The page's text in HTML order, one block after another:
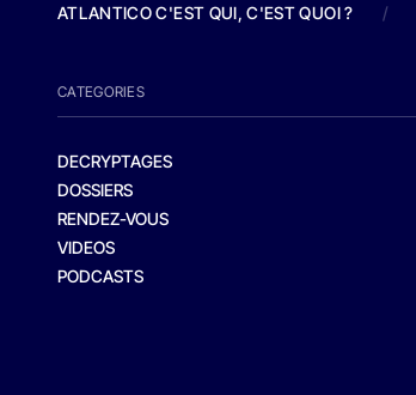
ATLANTICO C'EST QUI, C'EST QUOI ? /
CATEGORIES
DECRYPTAGES
DOSSIERS
RENDEZ-VOUS
VIDEOS
PODCASTS